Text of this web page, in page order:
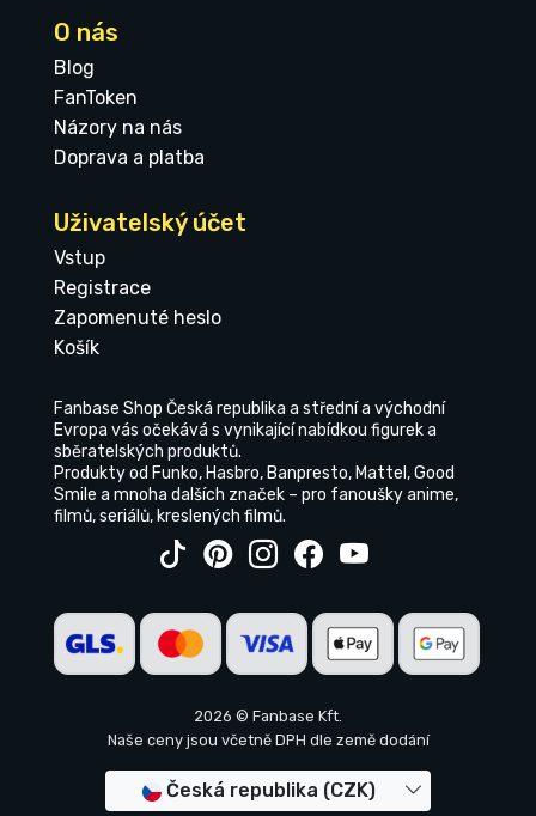
O nás
Blog
FanToken
Názory na nás
Doprava a platba
Uživatelský účet
Vstup
Registrace
Zapomenuté heslo
Košík
Fanbase Shop Česká republika a střední a východní
Evropa vás očekává s vynikající nabídkou figurek a
sběratelských produktů.
Produkty od Funko, Hasbro, Banpresto, Mattel, Good
Smile a mnoha dalších značek – pro fanoušky anime,
filmů, seriálů, kreslených filmů.
2026 © Fanbase Kft.
Naše ceny jsou včetně DPH dle země dodání
Česká republika (CZK)